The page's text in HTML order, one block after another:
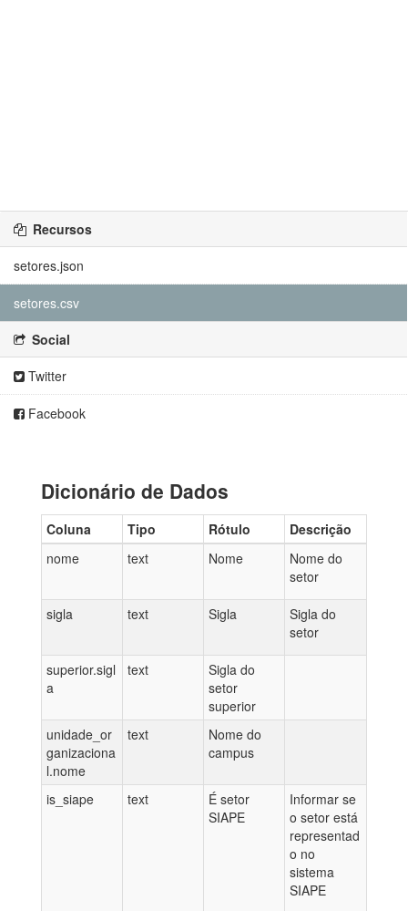
Recursos
setores.json
setores.csv
Social
Twitter
Facebook
Dicionário de Dados
Coluna Tipo Rótulo
Descrição
nome
text Nome
Nome do
setor
sigla text Sigla
Sigla do
setor
superior.sigl
a
text
Sigla do
setor
superior
unidade_or
ganizaciona
l.nome
text
Nome do
campus
is_siape text
É setor
SIAPE
Informar se
o setor está
representad
o no
sistema
SIAPE